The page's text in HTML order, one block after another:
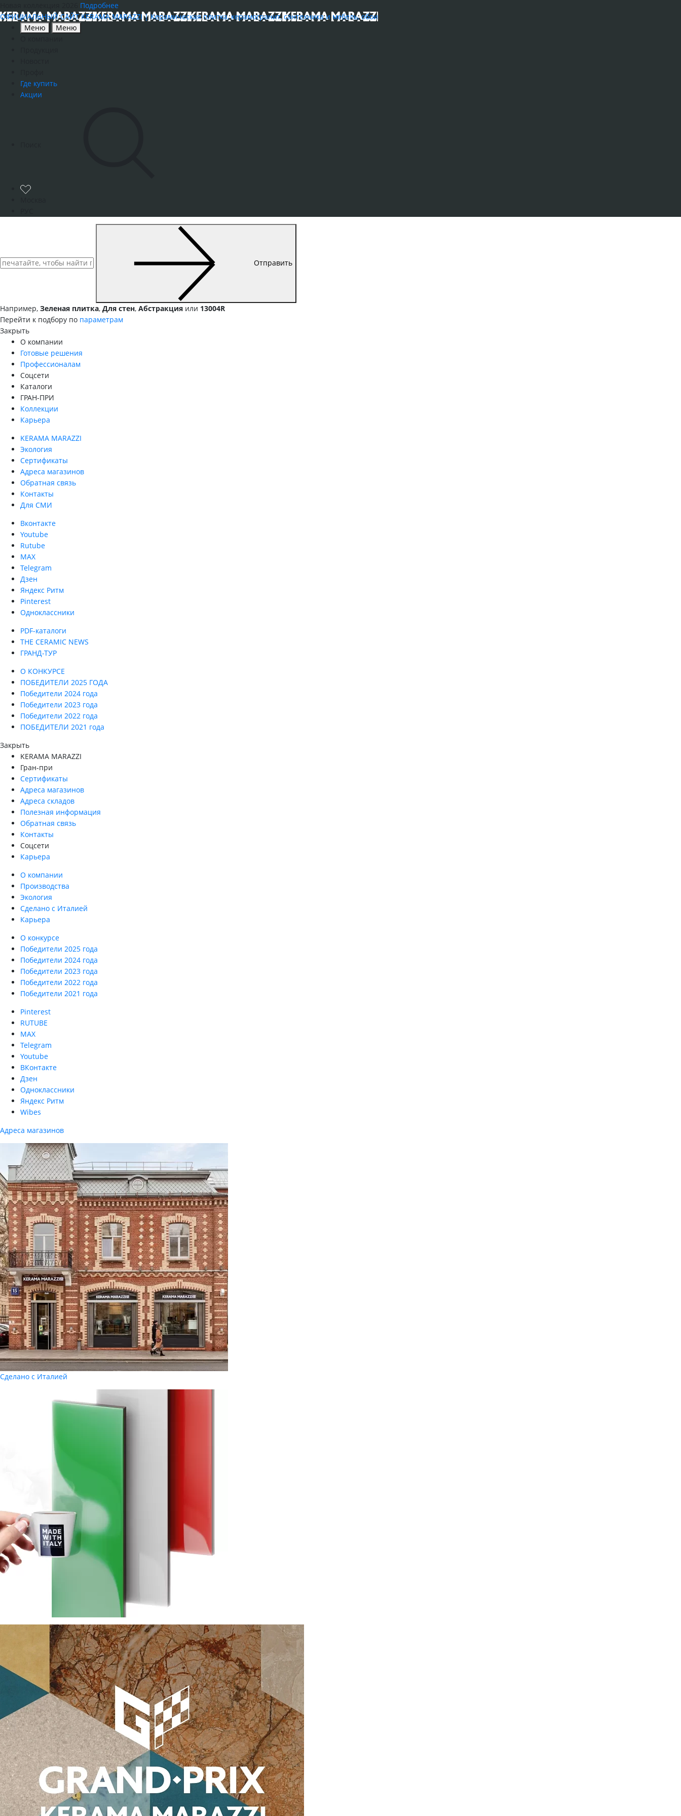
Подробнее
ОФИЦИАЛЬНЫЙ САЙТ KERAMA MARAZZI | Керамическая плитка, керамогранит, сантехника и мебель, обои
Меню
Меню
Где купить
Акции
Отправить
Например, Зеленая плитка, Для стен, Абстракция или 13004R
Перейти к подбору по параметрам
Закрыть
О компании
Готовые решения
Профессионалам
Соцсети
Каталоги
ГРАН-ПРИ
Коллекции
Карьера
KERAMA MARAZZI
Экология
Сертификаты
Адреса магазинов
Обратная связь
Контакты
Для СМИ
Вконтакте
Youtube
Rutube
MAX
Telegram
Дзен
Яндекс Ритм
Pinterest
Одноклассники
PDF-каталоги
THE CERAMIC NEWS
ГРАНД-ТУР
О КОНКУРСЕ
ПОБЕДИТЕЛИ 2025 ГОДА
Победители 2024 года
Победители 2023 года
Победители 2022 года
ПОБЕДИТЕЛИ 2021 года
Закрыть
KERAMA MARAZZI
Гран-при
Сертификаты
Адреса магазинов
Адреса складов
Полезная информация
Обратная связь
Контакты
Соцсети
Карьера
О компании
Производства
Экология
Сделано с Италией
Карьера
О конкурсе
Победители 2025 года
Победители 2024 года
Победители 2023 года
Победители 2022 года
Победители 2021 года
Pinterest
RUTUBE
MAX
Telegram
Youtube
ВКонтакте
Дзен
Одноклассники
Яндекс Ритм
Wibes
Адреса магазинов
Сделано с Италией